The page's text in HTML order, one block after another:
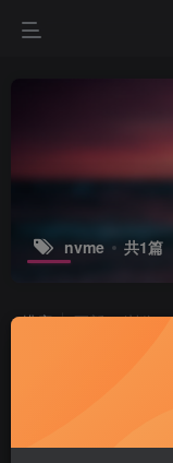
nvme 共1篇
排序 更新 浏览